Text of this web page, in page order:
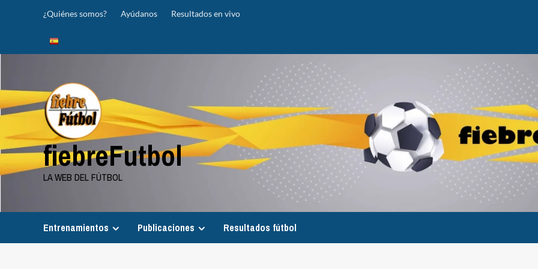
¿Quiénes somos? Ayúdanos Resultados en vivo
fiebreFutbol
LA WEB DEL FÚTBOL
Entrenamientos Publicaciones Resultados fútbol